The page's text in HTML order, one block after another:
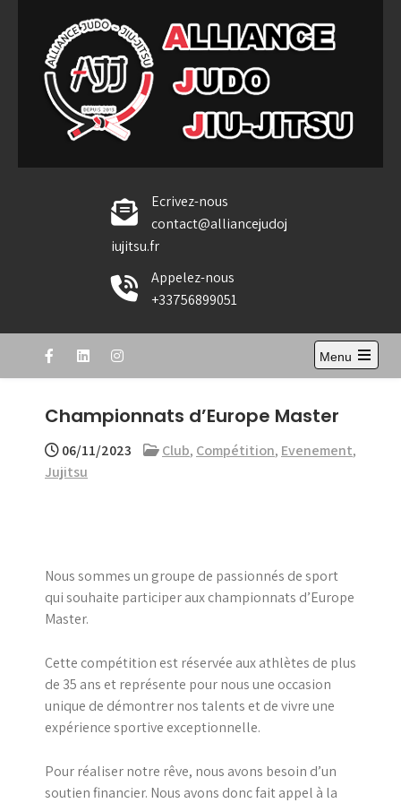
content
Alliance Judo Jiu-jitsu
Ecrivez-nous
contact@alliancejudoj
iujitsu.fr
Appelez-nous
+33756899051
Menu
Open
Championnats d’Europe Master
06/11/2023 Club, Compétition, Evenement,
Jujitsu
Nous sommes un groupe de passionnés de sport
qui souhaite participer aux championnats d’Europe
Master.
Cette compétition est réservée aux athlètes de plus
de 35 ans et représente pour nous une occasion
unique de démontrer nos talents et de vivre une
expérience sportive exceptionnelle.
Pour réaliser notre rêve, nous avons besoin d’un
soutien financier. Nous avons donc fait appel à la